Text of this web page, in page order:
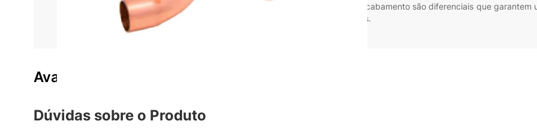
desempenho constante e evita falhas. A qualidade do cobre e a precisão no acabamento são diferenciais que
produto essencial para quem busca qualidade e confiança em suas instalações.
Avaliações do produto
Dúvidas sobre o Produto